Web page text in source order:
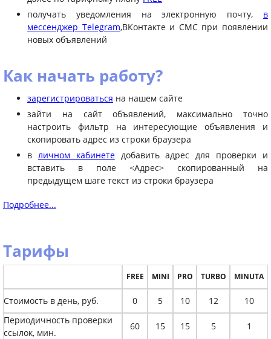
получать уведомления на электронную почту, в
мессенджер Telegram,ВКонтакте и СМС при появлении
новых объявлений
Как начать работу?
зарегистрироваться на нашем сайте
зайти на сайт объявлений, максимально точно
настроить фильтр на интересующие объявления и
скопировать адрес из строки браузера
в личном кабинетедобавить адрес для проверки и
вставить в поле <Адрес> скопированный на
предыдущем шаге текст из строки браузера
Подробнее...
Тарифы
FREE MINI PRO TURBO MINUTA
Стоимость в день, руб. 0 5 10 12
10
Периодичность проверки
ссылок, мин.
60 15 15 5
1